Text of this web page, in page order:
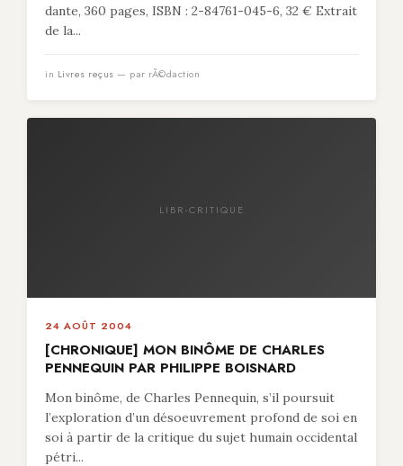
dante, 360 pages, ISBN : 2-84761-045-6, 32 € Extrait
de la...
in Livres reçus — par rÃ©daction
LIBR-CRITIQUE
24 AOÛT 2004
[CHRONIQUE] MON BINÔME DE CHARLES
PENNEQUIN PAR PHILIPPE BOISNARD
Mon binôme, de Charles Pennequin, s’il poursuit
l’exploration d’un désoeuvrement profond de soi en
soi à partir de la critique du sujet humain occidental
pétri...